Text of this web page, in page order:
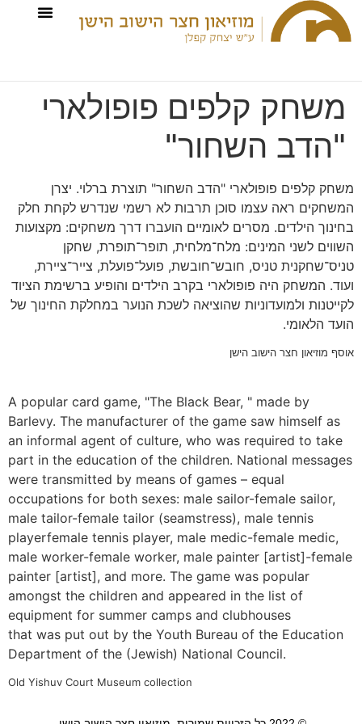
משחק קלפים פופולארי
"הדב השחור"
משחק קלפים פופולארי "הדב השחור" תוצרת ברלוי. יצרן
המשחקים ראה עצמו סוכן תרבות לא רשמי שנדרש לקחת חלק
בחינוך הילדים. מסרים לאומיים הועברו דרך משחקים: מקצועות
השווים לשני המינים: מלח־מלחית, תופר־תופרת, שחקן
טניס־שחקנית טניס, חובש־חובשת, פועל־פועלת, צייר־ציירת,
ועוד. המשחק היה פופולארי בקרב הילדים והופיע ברשימת הציוד
לקייטנות ולמועדוניות שהוציאה לשכת הנוער במחלקת החינוך של
הועד הלאומי.
אוסף מוזיאון חצר הישוב הישן
A popular card game, "The Black Bear, " made by
Barlevy. The manufacturer of the game saw himself as
an informal agent of culture, who was required to take
part in the education of the children. National messages
were transmitted by means of games – equal
occupations for both sexes: male sailor-female sailor,
male tailor-female tailor (seamstress), male tennis
playerfemale tennis player, male medic-female medic,
male worker-female worker, male painter [artist]-female
painter [artist], and more. The game was popular
amongst the children and appeared in the list of
equipment for summer camps and clubhouses
that was put out by the Youth Bureau of the Education
Department of the (Jewish) National Council.
Old Yishuv Court Museum collection